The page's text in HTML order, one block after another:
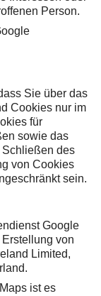
Person.
Sie über das
Cookies nur im
für
sowie das
Schließen des
von Cookies
sein.
Google
von
Limited,
ist es